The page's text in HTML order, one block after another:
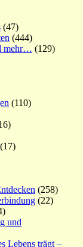
(47)
(444)
mehr… (129)
(110)
(17)
(258)
(22)
und
Lebens trägt –